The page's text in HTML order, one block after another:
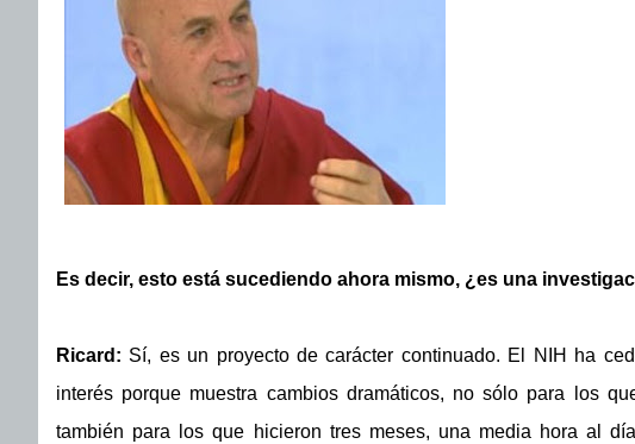
Es decir, esto está sucediendo ahora mismo, ¿es una
Ricard: Sí, es un proyecto de carácter continuado. El NIH ha
interés porque muestra cambios dramáticos, no sólo para los
también para los que hicieron tres meses, una media hora al